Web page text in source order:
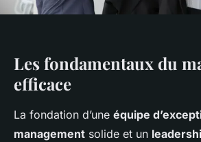
Les fondamentaux du
efficace
La fondation d’une équipe
management solide et un